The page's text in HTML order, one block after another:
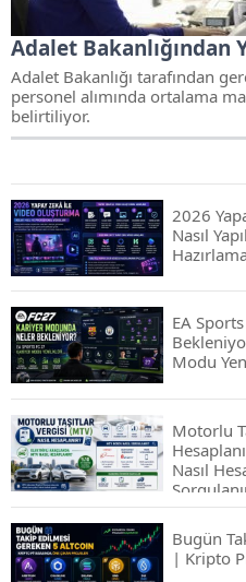
Adalet Bakanlığından
Adalet Bakanlığı tarafından
personel alımında ortalama
belirtiliyor.
2026
Nasıl
EA
Modu
Motorlu
Nasıl
Bugün
| Kripto